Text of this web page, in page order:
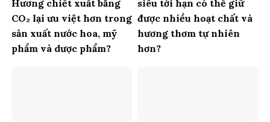
Hương chiết xuất bằng
CO₂ lại ưu việt hơn trong
sản xuất nước hoa, mỹ
phẩm và dược phẩm?
siêu tới hạn có thể giữ
được nhiều hoạt chất và
hương thơm tự nhiên
hơn?